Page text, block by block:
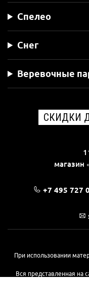
Спелео
Снег
Веревочные
СКИДКИ
магазин
+7 495 727
При использовании
Вся представленная на